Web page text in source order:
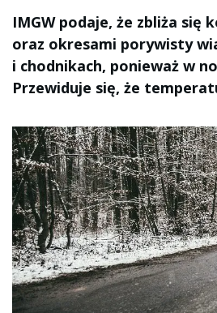
IMGW podaje, że zbliża się
oraz okresami porywisty
i chodnikach, ponieważ w
Przewiduje się, że